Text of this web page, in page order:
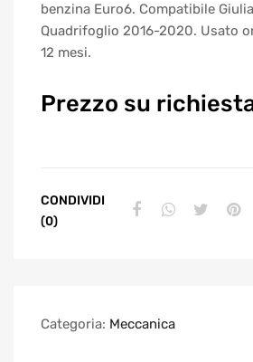
benzina Euro6. Compatibile
Quadrifoglio 2016-2020. Usato
12 mesi.
Prezzo su
CONDIVIDI
(0)
Categoria: Meccanica